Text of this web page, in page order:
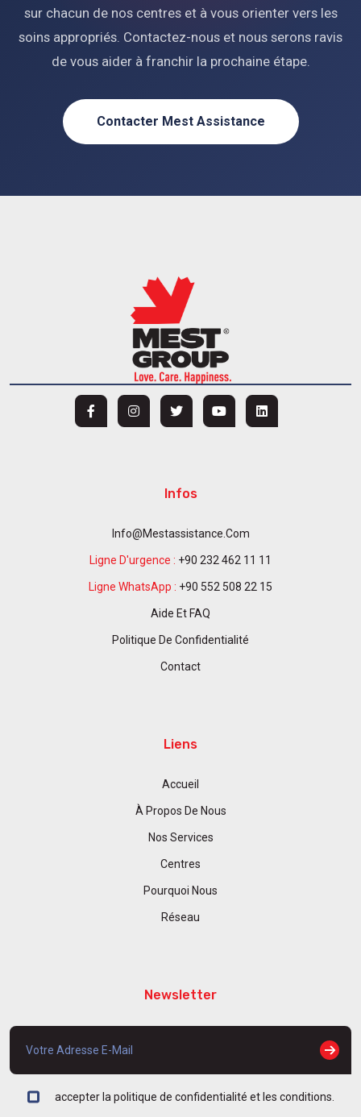
sur chacun de nos centres et à vous orienter vers les
soins appropriés. Contactez-nous et nous serons ravis
de vous aider à franchir la prochaine étape.
Contacter Mest Assistance
Infos
Info@mestassistance.com
Ligne D'urgence : +90 232 462 11 11
Ligne WhatsApp : +90 552 508 22 15
Aide Et FAQ
Politique De Confidentialité
Contact
Liens
Accueil
À Propos De Nous
Nos Services
Centres
Pourquoi Nous
Réseau
Newsletter
accepter la politique de confidentialité et les conditions.